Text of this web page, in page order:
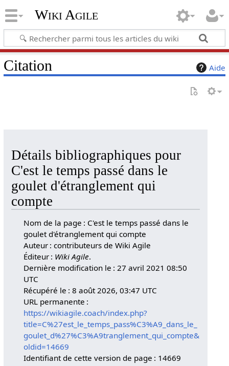
Wiki Agile
Aide
Citation
Détails bibliographiques pour
C'est le temps passé dans le
goulet d'étranglement qui
compte
Nom de la page : C'est le temps passé dans le
goulet d'étranglement qui compte
Auteur : contributeurs de Wiki Agile
Éditeur : Wiki Agile.
Dernière modification le : 27 avril 2021 08:50
UTC
Récupéré le : 8 août 2026, 03:47 UTC
URL permanente :
https://wikiagile.coach/index.php?
title=C%27est_le_temps_pass%C3%A9_dans_le_
goulet_d%27%C3%A9tranglement_qui_compte&
oldid=14669
Identifiant de cette version de page : 14669